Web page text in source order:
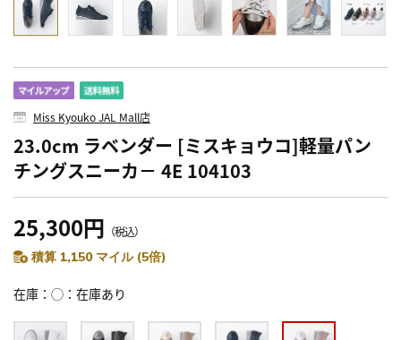
Miss Kyouko JAL Mall店
23.0cm ラベンダー [ミスキョウコ]軽量パン
チングスニーカ－ 4E 104103
25,300円 （税込）
積算 1,150 マイル (5倍)
在庫 ◯：在庫あり